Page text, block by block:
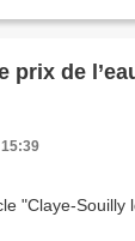
prix de